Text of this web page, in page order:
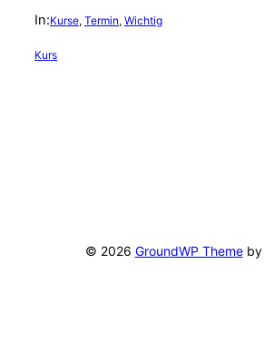
In:Kurse, Termin, Wichtig
Kurs
© 2026 GroundWP Themeby